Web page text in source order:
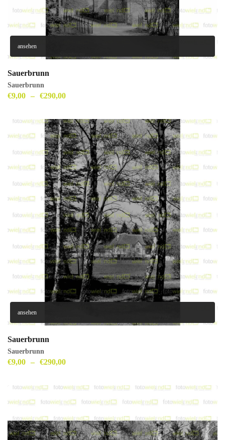
ansehen
Sauerbrunn
Sauerbrunn
€9,00 – €290,00
ansehen
Sauerbrunn
Sauerbrunn
€9,00 – €290,00